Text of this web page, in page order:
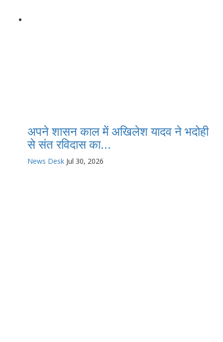
अपने शासन काल में अखिलेश यादव ने भदोही
से संत रविदास का...
News Desk Jul 30, 2026